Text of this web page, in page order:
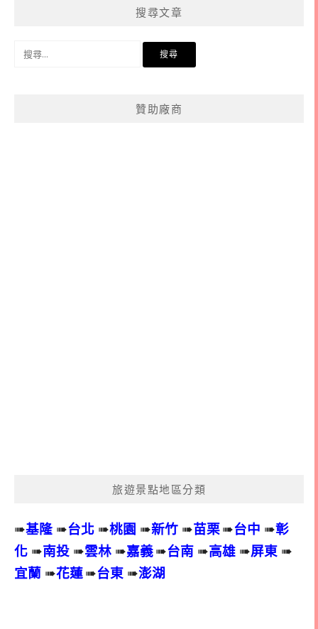
搜尋文章
贊助廠商
旅遊景點地區分類
➠基隆 ➠台北 ➠桃園 ➠新竹 ➠苗栗➠台中 ➠彰
化 ➠南投 ➠雲林 ➠嘉義➠台南 ➠高雄 ➠屏東 ➠
宜蘭 ➠花蓮➠台東 ➠澎湖